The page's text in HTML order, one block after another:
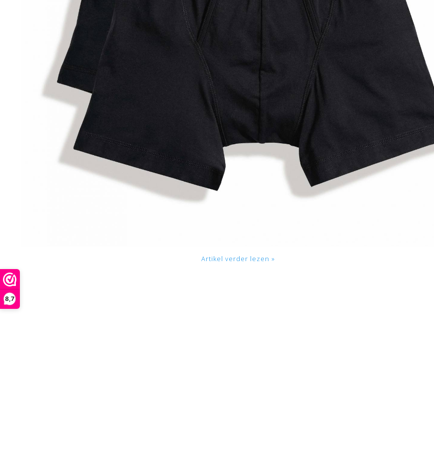
8,7
Artikel verder lezen »